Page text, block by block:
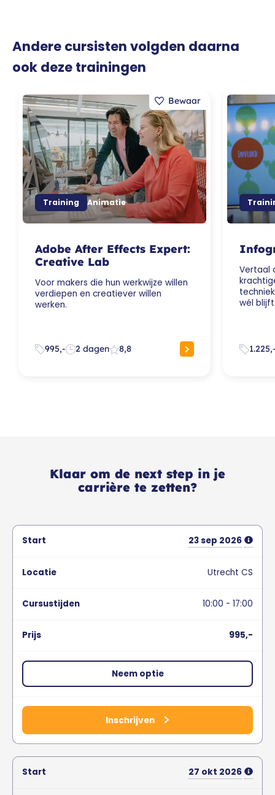
Andere cursisten volgden daarna
ook deze trainingen
Training Animatie
Adobe After Effects Expert:
Creative Lab
Voor makers die hun werkwijze willen
verdiepen en creatiever willen
werken.
995,- 2 dagen 8,8
Vertaal
wél
Klaar om de next step in je
carrière te zetten?
23sep 2026
Utrecht CS
10:00 - 17:00
995,-
Neem optie
Inschrijven
27 okt 2026